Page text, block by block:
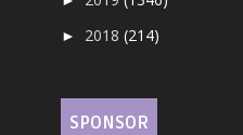
► 2018(214)
SPONSOR